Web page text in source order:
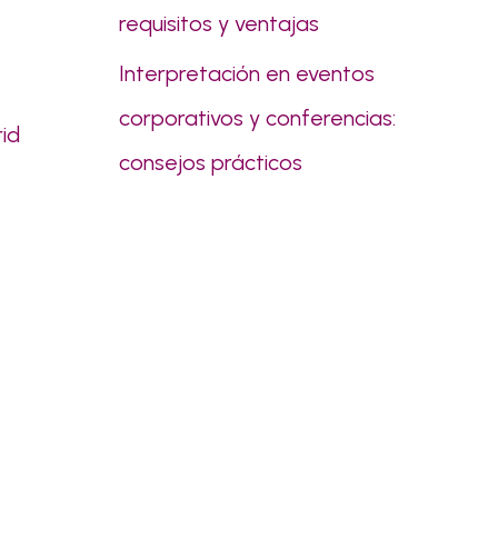
requisitos y ventajas
Interpretación en eventos
corporativos y conferencias:
consejos prácticos